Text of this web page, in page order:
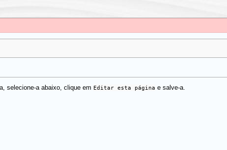
selecione-a abaixo, clique em Editar esta página e salve-a.